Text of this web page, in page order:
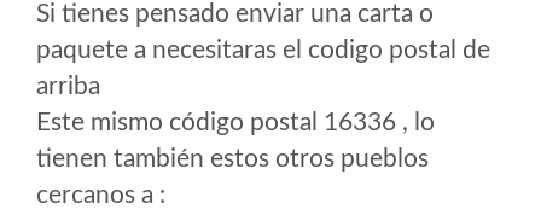
Si tienes pensado enviar una carta o
paquete a necesitaras el codigo postal de
arriba
Este mismo código postal 16336 , lo
tienen también estos otros pueblos
cercanos a :